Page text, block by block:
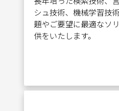
シュ技術、機械学習技
題やご要望に最適なソ
供をいたします。